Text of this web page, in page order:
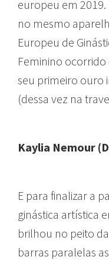
europeu em
no mesmo
Europeu de
Feminino
seu primeiro ouro
(dessa vez na
Kaylia Nemour
E para finalizar a
ginástica artística
brilhou no peito
barras paralelas